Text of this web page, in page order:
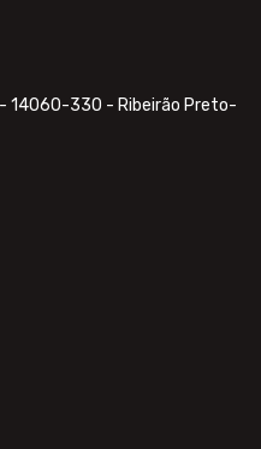
- 14060-330 - Ribeirão Preto-